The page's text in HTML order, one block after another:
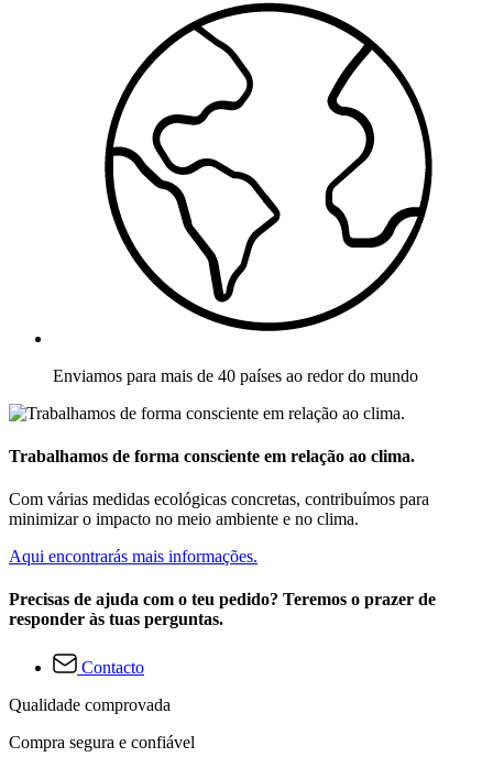
Enviamos para mais de 40 países ao redor do mundo
Trabalhamos de forma consciente em relação ao clima.
Com várias medidas ecológicas concretas, contribuímos para
minimizar o impacto no meio ambiente e no clima.
Aqui encontrarás mais informações.
Precisas de ajuda com o teu pedido? Teremos o prazer de
responder às tuas perguntas.
Contacto
Qualidade comprovada
Compra segura e confiável